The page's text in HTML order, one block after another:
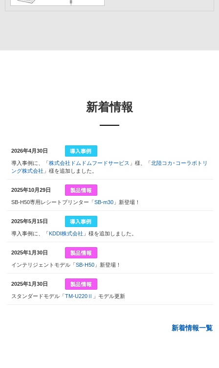
新着情報
2026年4月30日
導入事例に、「株式会社ドムドムフードサービス 」様、「北陸コカ･コーラボトリ
ング株式会社 」様を追加しました。
2025年10月29日
SB-H50専用レシートプリンター「SB-m30 」新登場！
2025年5月15日
導入事例に、「KDDI株式会社 」様を追加しました。
2025年1月30日
インテリジェントモデル「SB-H50 」新登場！
2025年1月30日
スタンダードモデル「TM-U220Ⅱ 」モデル更新
新着情報一覧